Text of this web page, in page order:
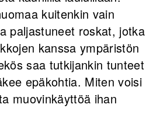
kuitenkin vain
paljastuneet roskat, jotka
kanssa ympäristön
saa tutkijankin tunteet
epäkohtia. Miten voisi
muovinkäyttöä ihan